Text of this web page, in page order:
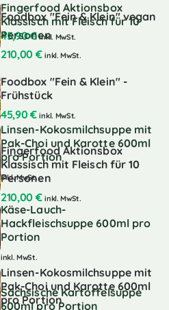
Foodbox "Fein & Klein" vegan
45,90€ inkl. MwSt.
Foodbox "Fein & Klein" -
Frühstück
45,90€ inkl. MwSt.
Fingerfood Aktionsbox
Klassisch mit Fleisch für 10
Personen
210,00 € inkl. MwSt.
Linsen-Kokosmilchsuppe mit
Pak-Choi und Karotte 600ml
pro Portion
Fingerfood Aktionsbox
Klassisch mit Fleisch für 10
Personen
210,00 € inkl. MwSt.
Linsen-Kokosmilchsuppe mit
Pak-Choi und Karotte 600ml
pro Portion
inkl. MwSt.
Käse-Lauch-
Hackfleischsuppe 600ml pro
Portion
inkl. MwSt.
Sächsische Kartoffelsuppe
600ml pro Portion